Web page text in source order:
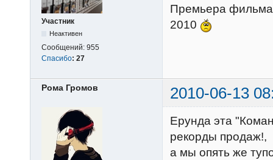
Участник
Неактивен
Сообщений: 955
Спасибо: 27
Премьера фильма
2010
Рома Громов 2010-06-13
Ерунда эта
рекорды продаж!,
а мы опять же